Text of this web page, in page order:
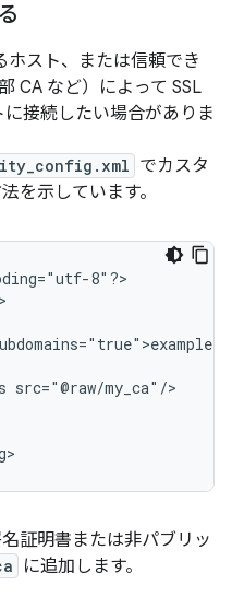
ホスト、または信頼でき
CA など）によって SSL
接続したい場合がありま
でカスタ
を示しています。
8"?>
証明書または非パブリッ
に追加します。